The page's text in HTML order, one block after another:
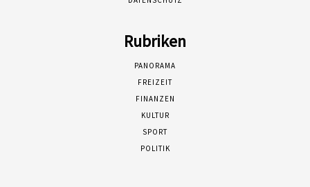
Rubriken
PANORAMA
FREIZEIT
FINANZEN
KULTUR
SPORT
POLITIK